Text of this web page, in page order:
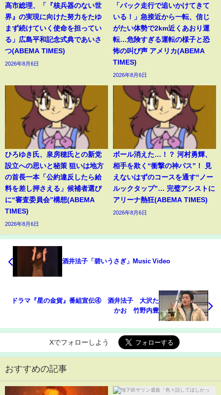
高市総理、「『核兵器のない世
界』の実現に向けた努力をたゆ
まず続けていく使命を担ってい
る」広島平和記念式典であいさ
つ(ABEMA TIMES)
2026年8月6日
「バック走行で追いかけてきて
いる！」急接近から一転、信じ
がたい体勢で2km近くあおり運
転…危険すぎる運転の様子と恐
怖の叫び声 アメリカ(ABEMA
TIMES)
2026年8月6日
ひろゆき氏、泉房穂氏との新党
設立への思いと秘策 狙いは地方
の首長一本「公約違反したら給
料を差し押さえる」候補者選び
に“審査委員会”構想(ABEMA
TIMES)
2026年8月6日
ボール消えた…！？ 河村勇輝、
相手を欺く“衝撃の神パス”！ 見
えないはずのコースを通す“ノー
ルックタップ”… 完璧アシストに
アリーナ熱狂(ABEMA TIMES)
2026年8月6日
酒井法子「碧いうさぎ」Music Video
ドラマ『星の金貨』番組宣伝④ 酒井法子 大沢た
かお 竹野内豊
Xでフォローしよう
おすすめの記事